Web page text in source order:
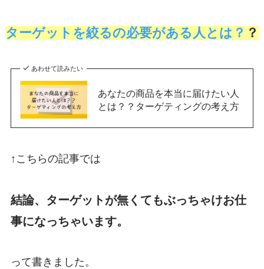
ターゲットを絞るの必要がある人とは？ ？
あわせて読みたい
あなたの商品を本当に届けたい人
とは？？ターゲティングの考え方
↑こちらの記事では
結論、ターゲットが無くてもぶっちゃけお仕
事になっちゃいます。
って書きました。